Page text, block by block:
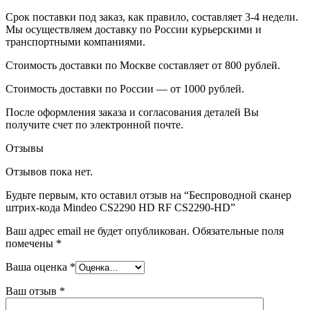
Срок поставки под заказ, как правило, составляет 3-4 недели.
Мы осуществляем доставку по России курьерскими и
транспортными компаниями.
Стоимость доставки по Москве составляет от 800 рублей.
Стоимость доставки по России — от 1000 рублей.
После оформления заказа и согласования деталей Вы
получите счет по электронной почте.
Отзывы
Отзывов пока нет.
Будьте первым, кто оставил отзыв на “Беспроводной сканер
штрих-кода Mindeo CS2290 HD RF CS2290-HD”
Ваш адрес email не будет опубликован. Обязательные поля
помечены *
Ваша оценка *
Ваш отзыв *